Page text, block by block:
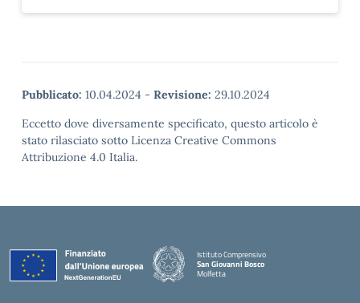
Pubblicato: 10.04.2024 - Revisione: 29.10.2024
Eccetto dove diversamente specificato, questo articolo è
stato rilasciato sotto Licenza Creative Commons
Attribuzione 4.0 Italia.
Istituto Comprensivo
San Giovanni Bosco
Molfetta